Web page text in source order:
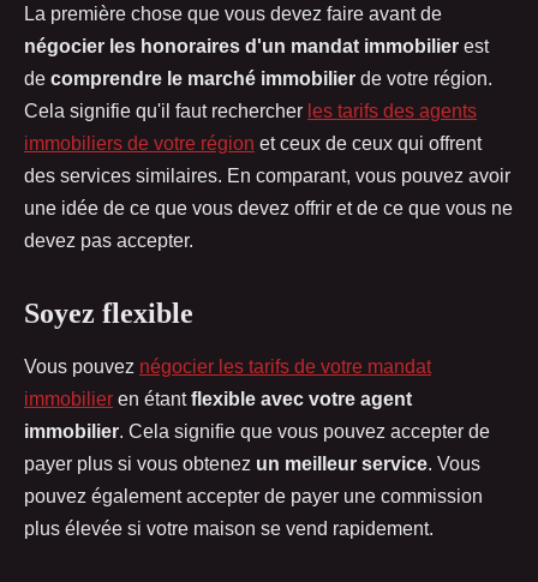
La première chose que vous devez faire avant de
négocier les honoraires d'un mandat immobilier est
de comprendre le marché immobilier de votre région.
Cela signifie qu'il faut rechercher les tarifs des agents
immobiliers de votre région et ceux de ceux qui offrent
des services similaires. En comparant, vous pouvez avoir
une idée de ce que vous devez offrir et de ce que vous ne
devez pas accepter.
Soyez flexible
Vous pouvez négocier les tarifs de votre mandat
immobilier en étantflexible avec votre agent
immobilier. Cela signifie que vous pouvez accepter de
payer plus si vous obtenez un meilleur service. Vous
pouvez également accepter de payer une commission
plus élevée si votre maison se vend rapidement.